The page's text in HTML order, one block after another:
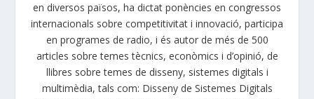
en diversos països, ha dictat ponències en congressos
internacionals sobre competitivitat i innovació, participa
en programes de radio, i és autor de més de 500
articles sobre temes tècnics, econòmics i d’opinió, de
llibres sobre temes de disseny, sistemes digitals i
multimèdia, tals com: Disseny de Sistemes Digitals